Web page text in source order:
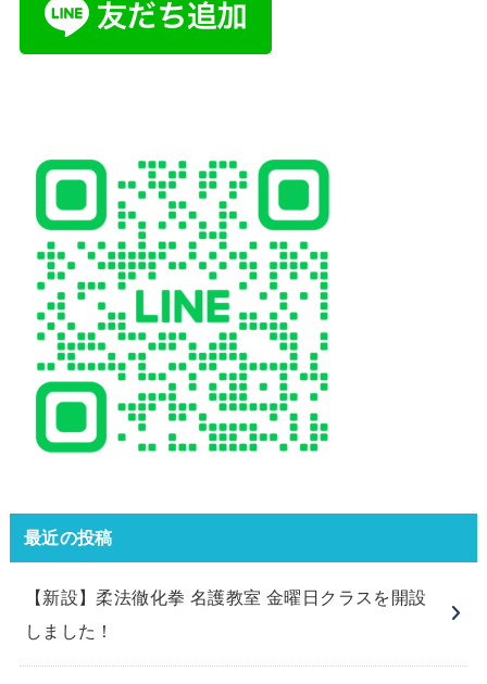
最近の投稿
【新設】柔法徹化拳 名護教室 金曜日クラスを開設
しました！